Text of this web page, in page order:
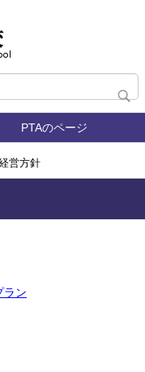
PTAのページ
営方針
ラン